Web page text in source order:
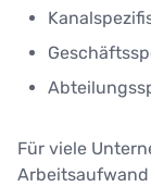
Für viele